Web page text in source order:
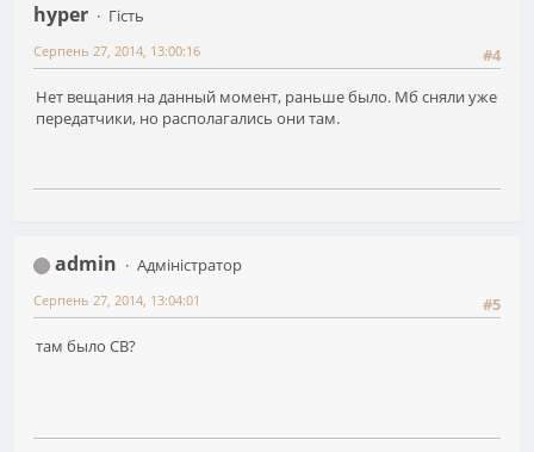
hyper
Гість
#4
Серпень 27, 2014, 13:00:16
Нет вещания на данный момент, раньше было. Мб сняли уже
передатчики, но располагались они там.
admin
Адміністратор
#5
Серпень 27, 2014, 13:04:01
там было СВ?